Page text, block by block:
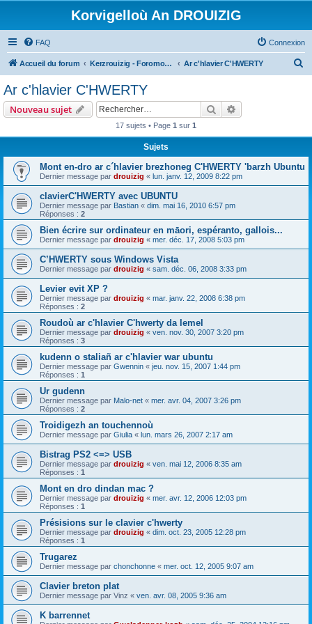
Korvigelloù An DROUIZIG
FAQ Connexion
Accueil du forum Kerzrouizig - Foromoù An Drouizig Ar c'hlavier C'HWERTY
Ar c'hlavier C'HWERTY
Nouveau sujet Rechercher
17 sujets • Page 1 sur 1
Sujets
Mont en-dro ar c´hlavier brezhoneg C'HWERTY 'barzh Ubuntu
Dernier message par drouizig « lun. janv. 12, 2009 8:22 pm
clavierC'HWERTY avec UBUNTU
Dernier message par Bastian « dim. mai 16, 2010 6:57 pm
Réponses : 2
Bien écrire sur ordinateur en māori, espéranto, gallois...
Dernier message par drouizig « mer. déc. 17, 2008 5:03 pm
C’HWERTY sous Windows Vista
Dernier message par drouizig « sam. déc. 06, 2008 3:33 pm
Levier evit XP ?
Dernier message par drouizig « mar. janv. 22, 2008 6:38 pm
Réponses : 2
Roudoù ar c'hlavier C'hwerty da lemel
Dernier message par drouizig « ven. nov. 30, 2007 3:20 pm
Réponses : 3
kudenn o staliañ ar c'hlavier war ubuntu
Dernier message par Gwennin « jeu. nov. 15, 2007 1:44 pm
Réponses : 1
Ur gudenn
Dernier message par Malo-net « mer. avr. 04, 2007 3:26 pm
Réponses : 2
Troidigezh an touchennoù
Dernier message par Giulia « lun. mars 26, 2007 2:17 am
Bistrag PS2 <=> USB
Dernier message par drouizig « ven. mai 12, 2006 8:35 am
Réponses : 1
Mont en dro dindan mac ?
Dernier message par drouizig « mer. avr. 12, 2006 12:03 pm
Réponses : 1
Présisions sur le clavier c'hwerty
Dernier message par drouizig « dim. oct. 23, 2005 12:28 pm
Réponses : 1
Trugarez
Dernier message par chonchonne « mer. oct. 12, 2005 9:07 am
Clavier breton plat
Dernier message par Vinz « ven. avr. 08, 2005 9:36 am
K barrennet